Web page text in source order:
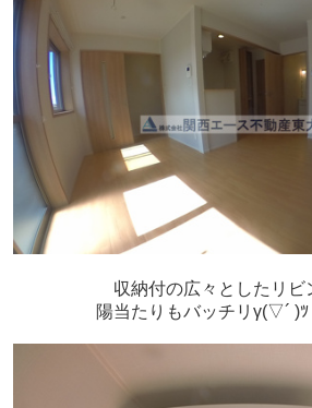
収納付の広々としたリビ
陽当たりもバッチリγ(▽´ )